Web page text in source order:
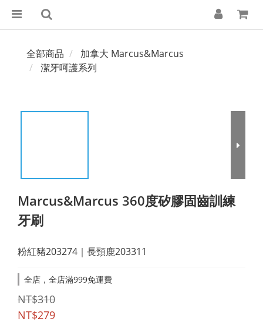
全部商品
加拿大 Marcus&Marcus
潔牙呵護系列
Marcus&Marcus 360度矽膠固齒訓練
牙刷
粉紅豬203274｜長頸鹿203311
全店，全店滿999免運費
NT$310
NT$279